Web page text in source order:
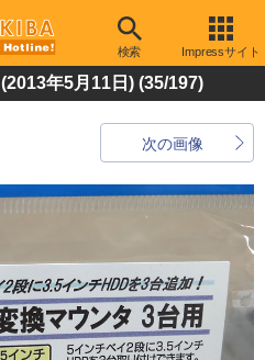
検索 Impressサイト
年5月11日) (35/197)
次の画像